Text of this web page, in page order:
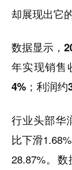
却展现出它
数据显示，
年实现销售
4%；利润约
行业头部华
比下滑
28.87%。